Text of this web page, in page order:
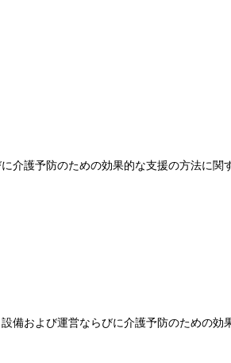
介護予防のための効果的な支援の方法に関
備および運営ならびに介護予防のための効